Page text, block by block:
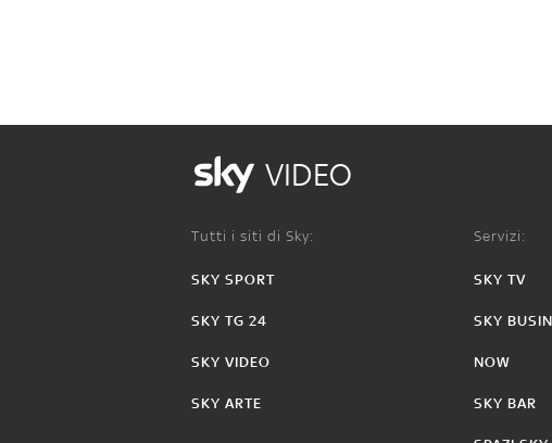
VIDEO
Tutti i siti di Sky:
SKY SPORT
SKY TG 24
SKY VIDEO
SKY ARTE
Servizi:
SKY TV
SKY
NOW
SKY BAR